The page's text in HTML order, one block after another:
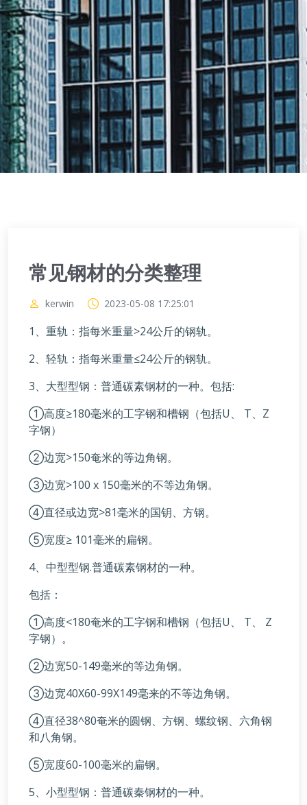
常见钢材的分类整理
kerwin 2023-05-08 17:25:01
1、重轨：指每米重量>24公斤的钢轨。
2、轻轨：指每米重量≤24公斤的钢轨。
3、大型型钢：普通碳素钢材的一种。包括:
①高度≥180毫米的工字钢和槽钢（包括U、 T、Z
字钢）
②边宽>150奄米的等边角钢。
③边宽>100 x 150毫米的不等边角钢。
④直径或边宽>81毫米的国钥、方钢。
⑤宽度≥ 101毫米的扁钢。
4、中型型钢.普通碳素钢材的一种。
包括：
①高度<180奄米的工字钢和槽钢（包括U、 T、 Z
字钢）。
②边宽50-149毫米的等边角钢。
③边宽40X60-99X149毫来的不等边角钢。
④直径38^80奄米的圆钢、方钢、螺纹钢、六角钢
和八角钢。
⑤宽度60-100毫米的扁钢。
5、小型型钢：普通碳秦钢材的一种。